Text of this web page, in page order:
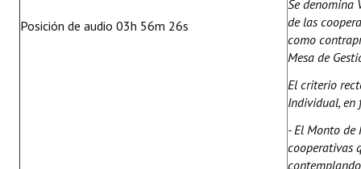
Posición de audio 03h 56m 26s
Se denomina
de las
como
Mesa de
El criterio
Individual, en
- El Monto de
cooperativas